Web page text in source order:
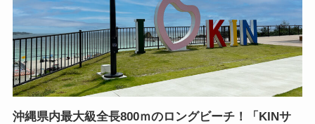
沖縄県内最大級全長800ｍのロングビーチ！「KINサ